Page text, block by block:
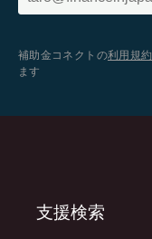
補助金コネクトの利用規約
ます
支援検索